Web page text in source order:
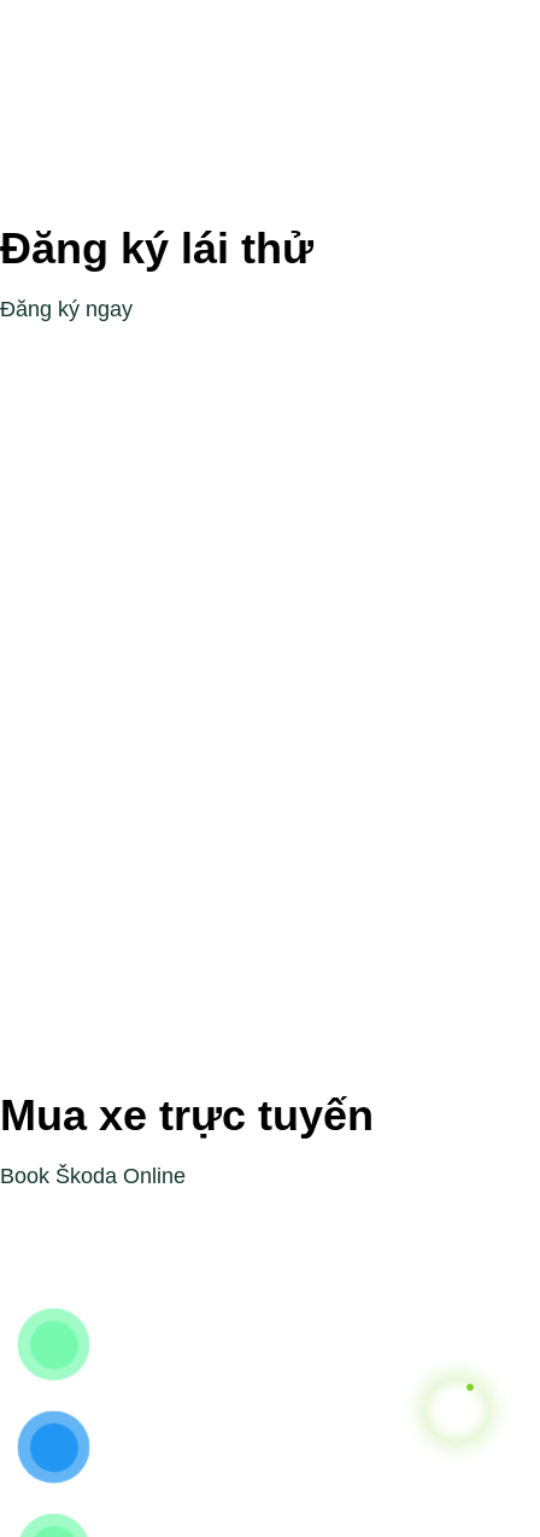
Đăng ký lái thử
Đăng ký ngay
Mua xe trực tuyến
Book Škoda Online